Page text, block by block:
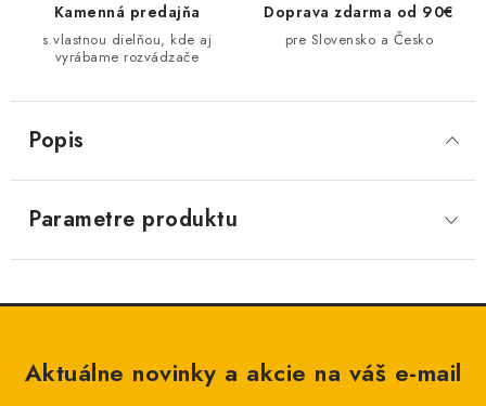
Kamenná predajňa
s vlastnou dielňou, kde aj
vyrábame rozvádzače
Doprava zdarma od 90€
pre Slovensko a Česko
Popis
Parametre produktu
Aktuálne novinky a akcie na váš e-mail